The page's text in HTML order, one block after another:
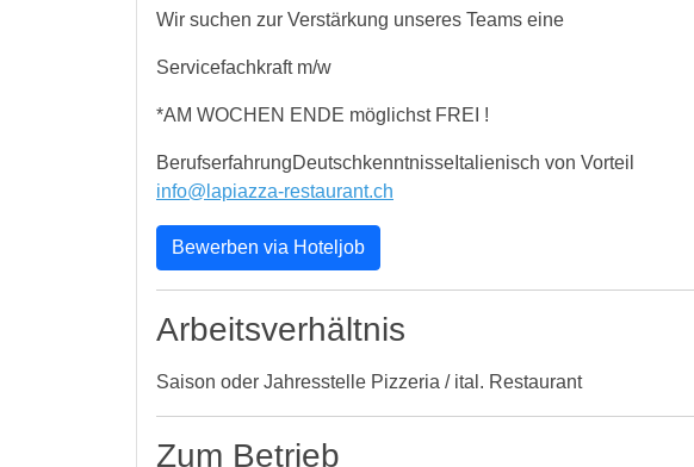
Wir suchen zur Verstärkung unseres Teams eine
Servicefachkraft m/w
*AM WOCHEN ENDE möglichst FREI !
BerufserfahrungDeutschkenntnisseItalienisch von Vorteil
info@lapiazza-restaurant.ch
Bewerben via Hoteljob
Arbeitsverhältnis
Saison oder Jahresstelle Pizzeria / ital. Restaurant
Zum Betrieb